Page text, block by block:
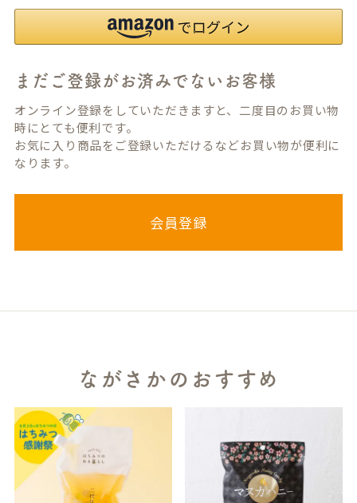
まだご登録がお済みでないお客様
オンライン登録をしていただきますと、二度目のお買い物
時にとても便利です。
お気に入り商品をご登録いただけるなどお買い物が便利に
なります。
会員登録
ながさかのおすすめ